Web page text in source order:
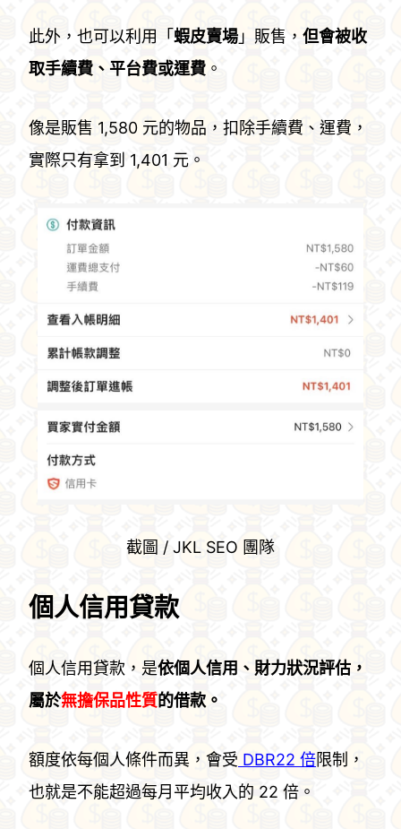
此外，也可以利用「 蝦皮賣場 」販售， 但會被收
取手續費、平台費或運費 。
像是販售 1,580 元的物品，扣除手續費、運費，
實際只有拿到 1,401 元。
截圖 / JKL SEO 團隊
個人信用貸款
個人信用貸款，是依個人信用、財力狀況評估，
屬於無擔保品性質的借款。
額度依每個人條件而異，會受 DBR22 倍限制，
也就是不能超過每月平均收入的 22 倍。